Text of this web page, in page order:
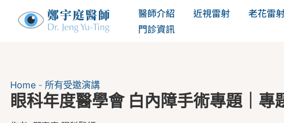
醫師介紹 近視雷射 老花雷
門診資訊
Home - 所有受邀演講
眼科年度醫學會 白內障手術專題｜專